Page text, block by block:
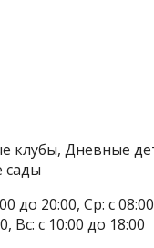
клубы, Дневные
сады
до 20:00, Ср: с
Вс: с 10:00 до 18:00